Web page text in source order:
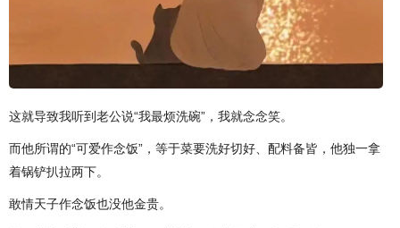
这就导致我听到老公说“我最烦洗碗”，我就念念笑。
而他所谓的“可爱作念饭”，等于菜要洗好切好、配料备皆，他独一拿
着锅铲扒拉两下。
敢情天子作念饭也没他金贵。